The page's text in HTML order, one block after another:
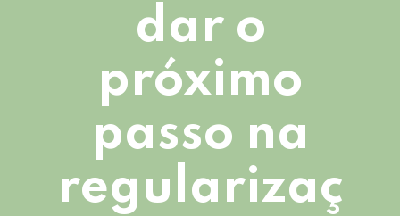
dar o
próximo
passo na
regularizaç